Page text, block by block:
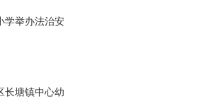
学举办法治安
长塘镇中心幼